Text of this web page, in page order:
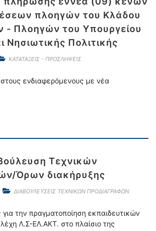
πλοηγών του Κλάδου
- Πλοηγών του Υπουργείου
Νησιωτικής Πολιτικής
ΚΑΤΑΤΑΞΕΙΣ - ΠΡΟΣΛΗΨΕΙΣ
ενδιαφερόμενους με νέα
Τεχνικών
Όρων διακήρυξης
ΔΙΑΒΟΥΛΕΥΣΕΙΣ ΤΕΧΝΙΚΩΝ ΠΡΟΔΙΑΓΡΑΦΩΝ
την πραγματοποίηση εκπαιδευτικών
Λ.Σ-ΕΛ.ΑΚΤ. στο πλαίσιο της